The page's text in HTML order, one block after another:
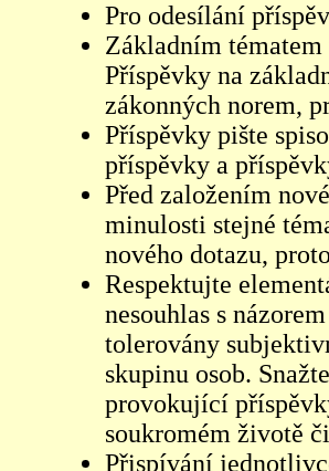
Pro odesílání
Základním
Příspěvky na
zákonných norem,
Příspěvky pište
příspěvky a
Před založením
minulosti stejné
nového dotazu,
Respektujte
nesouhlas s
tolerovány
skupinu osob.
provokující
soukromém životě
Přispívání